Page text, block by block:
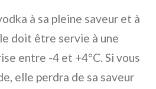
à sa pleine saveur et à
doit être servie à une
entre -4 et +4°C. Si vous
elle perdra de sa saveur